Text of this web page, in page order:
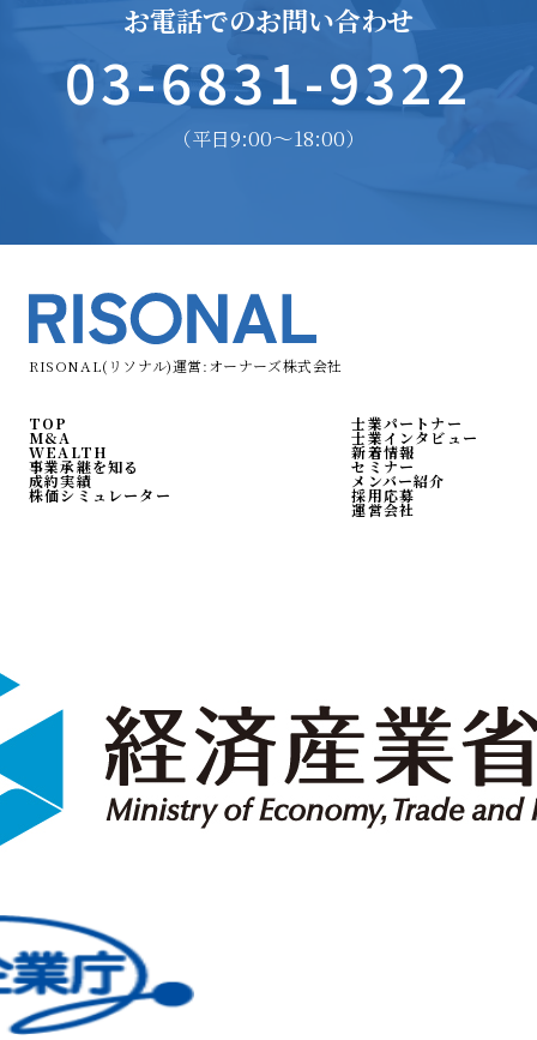
お電話でのお問い合わせ
03-6831-9322
（平日9:00〜18:00）
RISONAL(リソナル)運営:オーナーズ株式会社
TOP
M&A
WEALTH
事業承継を知る
成約実績
株価シミュレーター
士業パートナー
士業インタビュー
新着情報
セミナー
メンバー紹介
採用応募
運営会社